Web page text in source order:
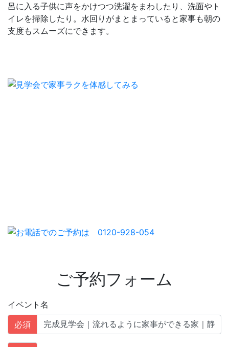
呂に入る子供に声をかけつつ洗濯をまわしたり、洗面やト
イレを掃除したり。水回りがまとまっていると家事も朝の
支度もスムーズにできます。
ご予約フォーム
イベント名
必須